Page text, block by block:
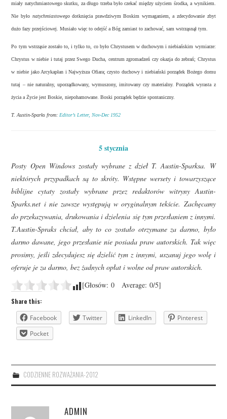
miały natychmiastowego skutku, za długo trzeba było czekać między użyciem środka, a wynikiem.
Nie było natychmiastowegodotknięcia prawdziwym Boskim wymaganiem, a zdecydowanie zbyt
dużo fazy przejściowej. Musiało więc to odejść a Bóg zamiast to zachować, sam wstrząsnął tym.
Po tym wstrząsie zostało to, i tylko to, co było Chrystusem w duchowym i niebiańskim wymiarze:
Chrystus w niebie i tutaj przez Swego Ducha, centrum zgromadzeń czy okazja do zebrań; Chrystus
w niebie jako Arcykapłan i Najwyższa Ofiara; czysto duchowy i niebiański porządek Bożego domu
tutaj – nie naturalny, uporządkowany, wymuszony, imitowany czy materialny. Porządek wyrasta z
życia a Życie jest Boskie, niepohamowane. Boski porządek będzie spontaniczny.
T. Austin-Sparks from:Editor’s Letter, Nov-Dec 1952
5 stycznia
Posty Open Windows zostały wybrane z dzieł T. Austin-Sparksa. W
niektórych przypadkach są to skróty. Wstępne wersety i towarzyszące
biblijne cytaty zostały wybrane przez redaktorów witryny Austin-
Sparks.net i nie zawsze występują w oryginalnym tekście. Zachęcamy
do przekazywania, drukowania i dzielenia się tym przesłaniem z innymi.
T.Austin-Spraks chciał, aby to co zostało otrzymane za darmo, było
darmo dawane, jego przesłanie nie posiada praw autorskich. Tak więc
prosimy, jeśli zdecydujesz się dzielić tym z innymi, uszanuj jego wolę i
oferuje je za darmo, bez żadnych opłat i wolne od praw autorskich.
[Głosów:0 Average:0/5]
Share this:
Facebook
Twitter LinkedIn
Pinterest
Pocket
CODZIENNE ROZWAŻANIA-2012
ADMIN